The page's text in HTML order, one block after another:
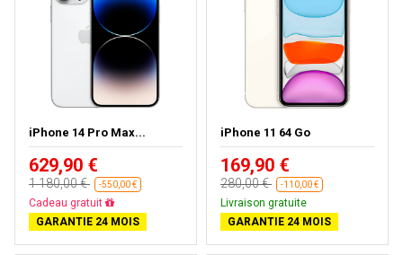
iPhone 14 Pro Max...
629,90 €
1 180,00 € -550,00 €
Livraison gratuite
GARANTIE 24 MOIS
iPhone 11 64 Go
169,90 €
280,00 € -110,00 €
Livraison gratuite
GARANTIE 24 MOIS